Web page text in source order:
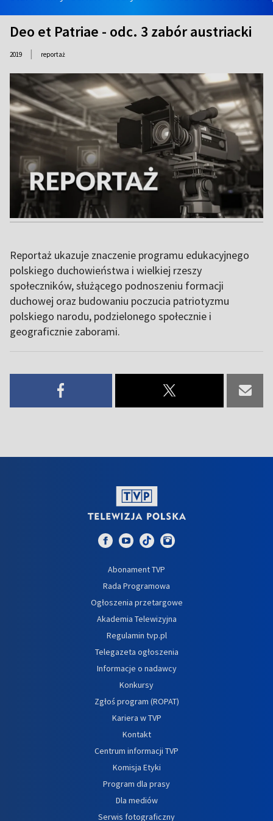
Deo et Patriae - odc. 3 zabór austriacki
2019 | reportaż
Reportaż ukazuje znaczenie programu edukacyjnego
polskiego duchowieństwa i wielkiej rzeszy
społeczników, służącego podnoszeniu formacji
duchowej oraz budowaniu poczucia patriotyzmu
polskiego narodu, podzielonego społecznie i
geograficznie zaborami.
Abonament TVP
Rada Programowa
Ogłoszenia przetargowe
Akademia Telewizyjna
Regulamin tvp.pl
Telegazeta ogłoszenia
Informacje o nadawcy
Konkursy
Zgłoś program (ROPAT)
Kariera w TVP
Kontakt
Centrum informacji TVP
Komisja Etyki
Program dla prasy
Dla mediów
Serwis fotograficzny